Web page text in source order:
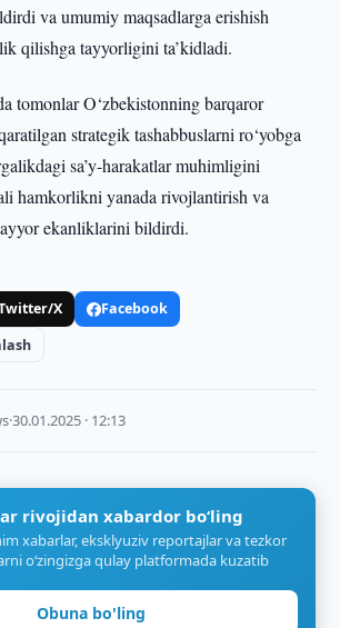
va umumiy maqsadlarga erishish
qilishga tayyorligini ta’kidladi.
tomonlar O‘zbekistonning barqaror
strategik tashabbuslarni ro‘yobga
sa’y-harakatlar muhimligini
hamkorlikni yanada rivojlantirish va
ekanliklarini bildirdi.
X
Facebook
·30.01.2025 · 12:13
rivojidan xabardor bo‘ling
xabarlar, eksklyuziv reportajlar va tezkor
o‘zingizga qulay platformada kuzatib
Obuna bo'ling